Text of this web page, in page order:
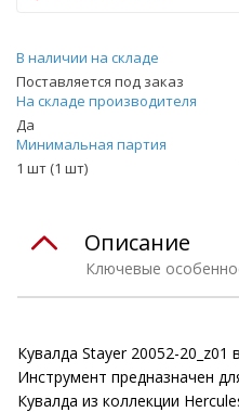
В наличии на складе
Поставляется под заказ
На складе производителя
Да
Минимальная партия
1 шт (1 шт)
Ключевые
Описание
Кувалда Stayer 20052-20_z01
Инструмент предназначен
Кувалда из коллекции